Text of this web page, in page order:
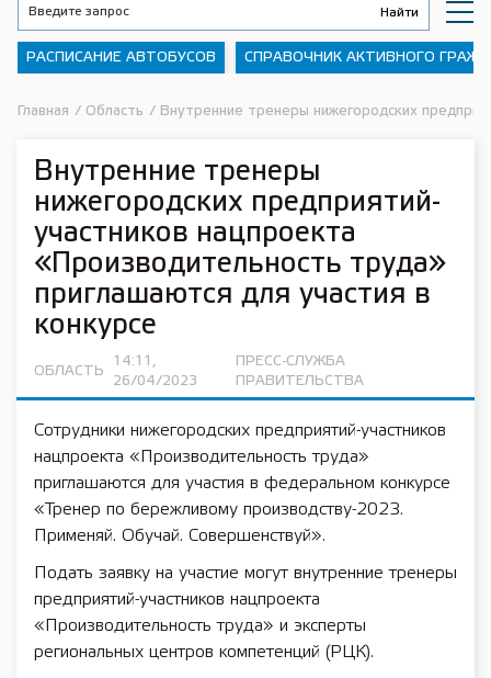
РАСПИСАНИЕ АВТОБУСОВ СПРАВОЧНИК АКТИВНОГО
Главная / Область / Внутренние тренеры нижегородских
Внутренние тренеры
нижегородских предприятий-
участников нацпроекта
«Производительность труда»
приглашаются для участия в
конкурсе
ОБЛАСТЬ
14:11,
26/04/2023
ПРЕСС-СЛУЖБА
ПРАВИТЕЛЬСТВА
Сотрудники нижегородских предприятий-участников
нацпроекта «Производительность труда»
приглашаются для участия в федеральном конкурсе
«Тренер по бережливому производству-2023.
Применяй. Обучай. Совершенствуй».
Подать заявку на участие могут внутренние тренеры
предприятий-участников нацпроекта
«Производительность труда» и эксперты
региональных центров компетенций (РЦК).